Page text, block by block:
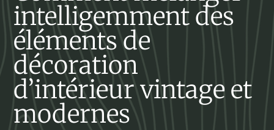
intelligemment des
éléments de
décoration
d’intérieur vintage et
modernes